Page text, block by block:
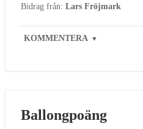
Bidrag från: Lars Fröjmark
KOMMENTERA ▼
Ballongpoäng